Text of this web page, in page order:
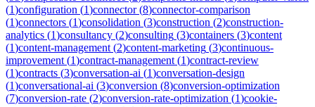
(1)configuration (1)connector(8)connector-comparison
(1)connectors (1)consolidation (3)construction (2)construction-
analytics (1)consultancy (2)consulting (3)containers (3)content
(1)content-management (2)content-marketing (3)continuous-
improvement (1)contract-management (1)contract-review
(1)contracts (3)conversation-ai (1)conversation-design
(1)conversational-ai (3)conversion (8)conversion-optimization
(7)conversion-rate (2)conversion-rate-optimization (1)cookie-